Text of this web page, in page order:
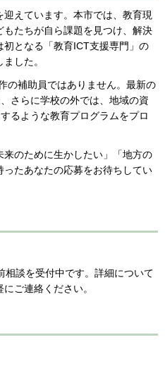
えています。本市では、教育現
たちが自ら課題を見つけ、解決
となる「教育ICT支援専門」の
した。
の補助員ではありません。最新の
さらに学校の外では、地域の資
るような教育プログラムをプロ
来のために生かしたい」「地方の
たあなたの応募をお待ちしてい
談を受付中です。詳細について
ご連絡ください。